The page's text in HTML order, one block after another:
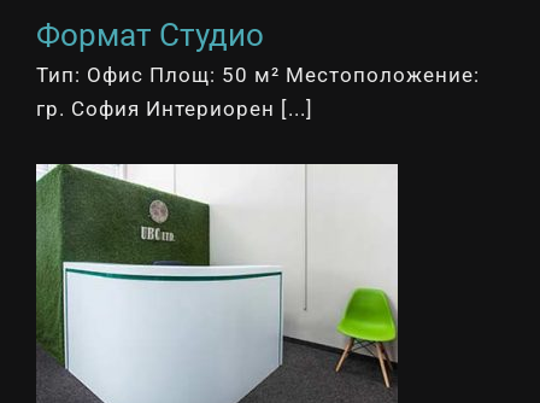
Формат Студио
Тип: Офис Площ: 50 м² Местоположение:
гр. София Интериорен [...]